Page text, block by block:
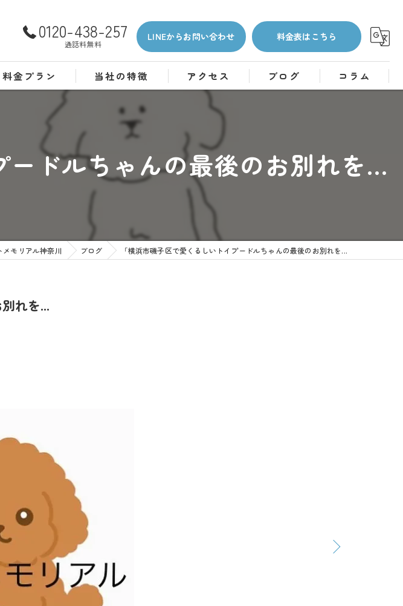
0120-438-257
通話料無料
LINEからお問い合わせ 料金表はこちら
料金プラン 当社の特徴
訪問
アクセス ブログ コラム
ードルちゃんの最後のお別れを...
モリアル神奈川 ブログ 「横浜市磯子区で愛くるしいトイプードルちゃんの最後のお別れを...
れを...